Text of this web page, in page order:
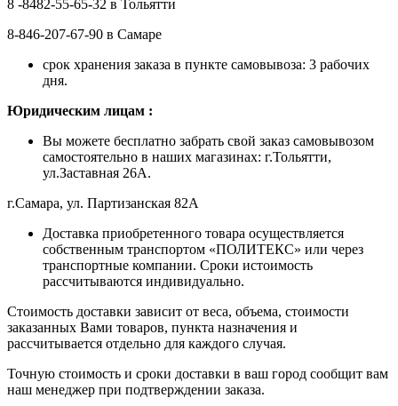
8 -8482-55-65-32 в Тольятти
8-846-207-67-90 в Самаре
срок хранения заказа в пункте самовывоза: 3 рабочих
дня.
Юридическим лицам :
Вы можете бесплатно забрать свой заказ самовывозом
самостоятельно в наших магазинах: г.Тольятти,
ул.Заставная 26А.
г.Самара, ул. Партизанская 82А
Доставка приобретенного товара осуществляется
собственным транспортом «ПОЛИТЕКС» или через
транспортные компании. Сроки истоимость
рассчитываются индивидуально.
Стоимость доставки зависит от веса, объема, стоимости
заказанных Вами товаров, пункта назначения и
рассчитывается отдельно для каждого случая.
Точную стоимость и сроки доставки в ваш город сообщит вам
наш менеджер при подтверждении заказа.